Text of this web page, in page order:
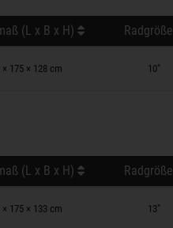
(L x B x H) Radgröße
× 175 × 128 cm 10"
(L x B x H) Radgröße
× 175 × 133 cm 13"